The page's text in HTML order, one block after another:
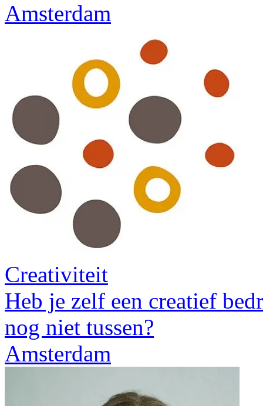
Amsterdam
Creativiteit
Heb je zelf een creatief
nog niet tussen?
Amsterdam